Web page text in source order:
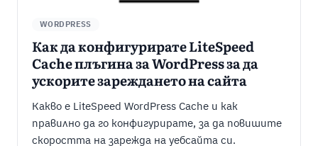
WORDPRESS
Как да конфигурирате LiteSpeed
Cache плъгина за WordPress за да
ускорите зареждането на сайта
Какво е LiteSpeed WordPress Cache и как
правилно да го конфигурирате, за да повишите
скоростта на зарежда на уебсайта си.